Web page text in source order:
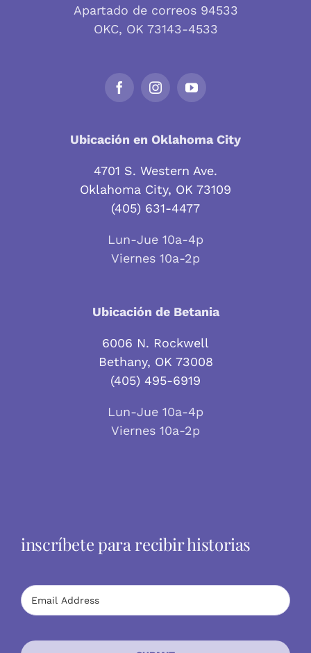
Apartado de correos 94533
OKC, OK 73143-4533
Ubicación en Oklahoma City
4701 S. Western Ave.
Oklahoma City, OK 73109
(405) 631-4477
Lun-Jue 10a-4p
Viernes 10a-2p
Ubicación de Betania
6006 N. Rockwell
Bethany, OK 73008
(405) 495-6919
Lun-Jue 10a-4p
Viernes 10a-2p
inscríbete para recibir historias